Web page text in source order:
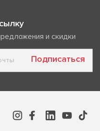
и скидки
Подписаться